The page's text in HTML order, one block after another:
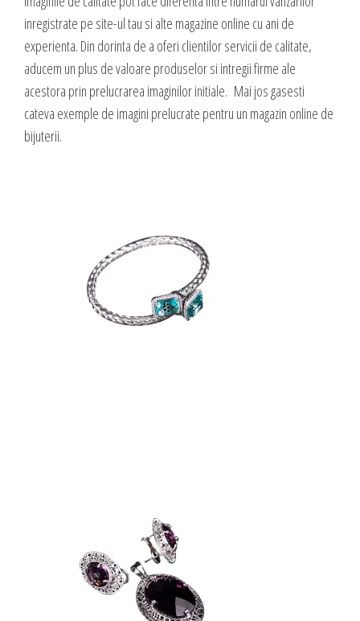
Dow Media Consulting - Bucuresti
Spl. Independentei, Nr. 273
Bucuresti, Sector 6
021 310 72 37
Servicii PR
Campanii integrate
Corporate blogging
DESIGN & PRINTING
inregistrate pe site-ul tau si alte magazine online cu ani de
experienta. Din dorinta de a oferi clientilor servicii de calitate,
aducem un plus de valoare produselor si intregii firme ale
acestora prin prelucrarea imaginilor initiale. Mai jos gasesti
cateva exemple de imagini prelucrate pentru un magazin online de
bijuterii.